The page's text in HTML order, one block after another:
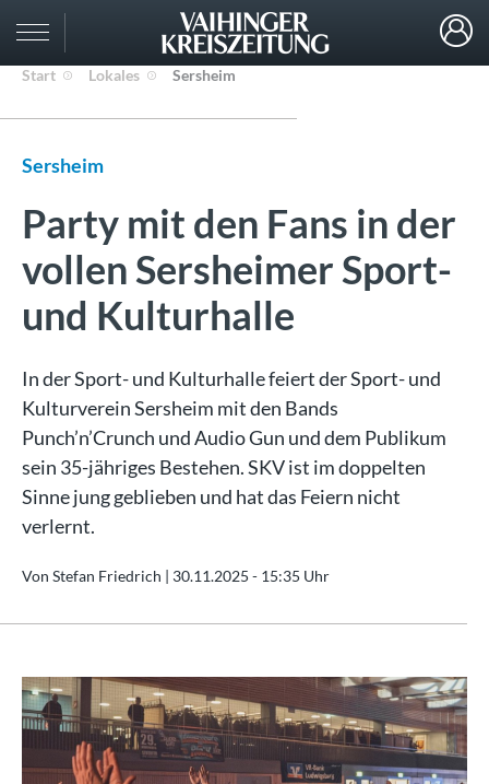
Start Lokales Sersheim
Sersheim
Party mit den Fans in der
vollen Sersheimer Sport-
und Kulturhalle
In der Sport- und Kulturhalle feiert der Sport- und
Kulturverein Sersheim mit den Bands
Punch’n’Crunch und Audio Gun und dem Publikum
sein 35-jähriges Bestehen. SKV ist im doppelten
Sinne jung geblieben und hat das Feiern nicht
verlernt.
Von Stefan Friedrich | 30.11.2025 - 15:35 Uhr